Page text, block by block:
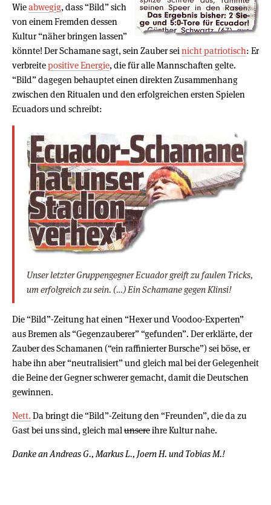
Wieabwegig, dass “Bild” sich
von einem Fremden dessen
Kultur “näher bringen lassen”
könnte! Der Schamane sagt, sein Zauber sei nicht patriotisch: Er
verbreitepositive Energie, die für alle Mannschaften gelte.
“Bild” dagegen behauptet einen direkten Zusammenhang
zwischen den Ritualen und den erfolgreichen ersten Spielen
Ecuadors und schreibt:
Unser letzter Gruppengegner Ecuador greift zu faulen Tricks,
um erfolgreich zu sein. (…) Ein Schamane gegen Klinsi!
Die “Bild”-Zeitung hat einen “Hexer und Voodoo-Experten”
aus Bremen als “Gegenzauberer” “gefunden”. Der erklärte, der
Zauber des Schamanen (“ein raffinierter Bursche”) sei böse, er
habe ihn aber “neutralisiert” und gleich mal bei der Gelegenheit
die Beine der Gegner schwerer gemacht, damit die Deutschen
gewinnen.
Nett. Da bringt die “Bild”-Zeitung den “Freunden”, die da zu
Gast bei uns sind, gleich mal unsereihre Kultur nahe.
Danke an Andreas G., Markus L., Joern H. und Tobias M.!